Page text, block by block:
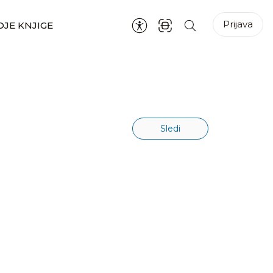
KNJIGE Prijava
Sledi